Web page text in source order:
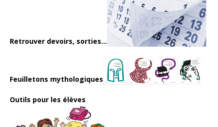
Retrouver devoirs, sorties...
Feuilletons mythologiques
Outils pour les élèves